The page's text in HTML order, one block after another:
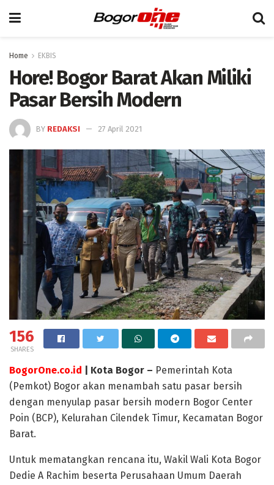
Home EKBIS
Hore! Bogor Barat Akan Miliki
Pasar Bersih Modern
BY REDAKSI 27 April 2021
156
SHARES
BogorOne.co.id | Kota Bogor – Pemerintah Kota
(Pemkot) Bogor akan menambah satu pasar bersih
dengan menyulap pasar bersih modern Bogor Center
Poin (BCP), Kelurahan Cilendek Timur, Kecamatan Bogor
Barat.
Untuk mematangkan rencana itu, Wakil Wali Kota Bogor
Dedie A Rachim beserta Perusahaan Umum Daerah